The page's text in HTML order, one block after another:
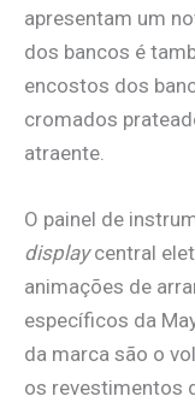
apresentam um
dos bancos é
encostos dos
cromados
atraente.
O painel de
displaycentral
animações de
específicos da
da marca são o
os revestimentos